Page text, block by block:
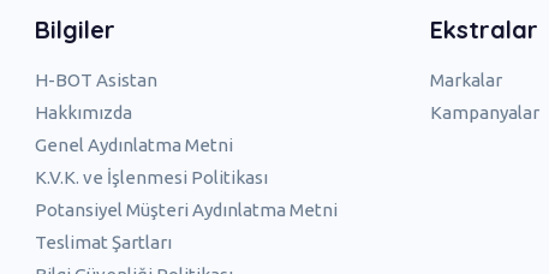
Bilgiler
H-BOT Asistan
Hakkımızda
Genel Aydınlatma Metni
K.V.K. ve İşlenmesi Politikası
Potansiyel Müşteri Aydınlatma Metni
Teslimat Şartları
Ekstralar
Markalar
Kampanyalar